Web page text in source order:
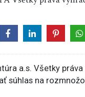
a.s. Všetky
súhlas na